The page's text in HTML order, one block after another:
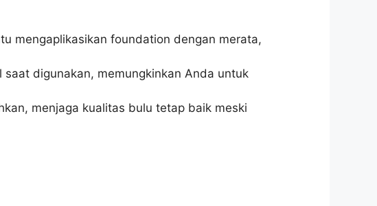
mengaplikasikan foundation dengan merata,
digunakan, memungkinkan Anda untuk
menjaga kualitas bulu tetap baik meski